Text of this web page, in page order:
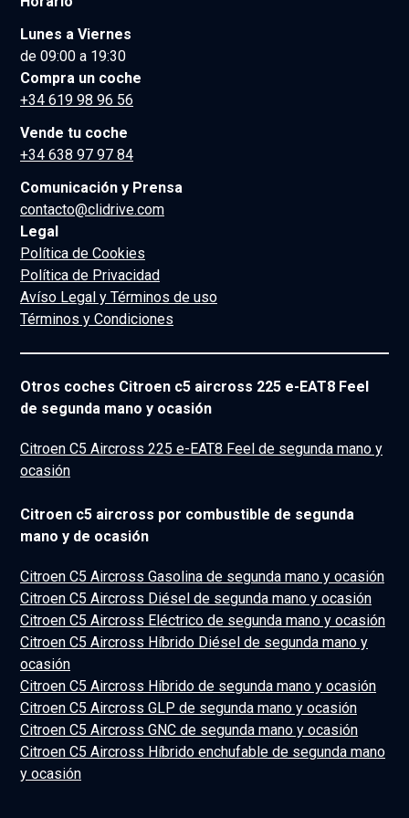
Lunes a Viernes
de 09:00 a 19:30
Compra un coche
+34 619 98 96 56
Vende tu coche
+34 638 97 97 84
Comunicación y Prensa
contacto@clidrive.com
Legal
Política de Cookies
Política de Privacidad
Avíso Legal y Términos de uso
Términos y Condiciones
Otros coches Citroen c5 aircross 225 e-EAT8 Feel
de segunda mano y ocasión
Citroen C5 Aircross 225 e-EAT8 Feel de segunda mano y
ocasión
Citroen c5 aircross por combustible de segunda
mano y de ocasión
Citroen C5 Aircross Gasolina de segunda mano y ocasión
Citroen C5 Aircross Diésel de segunda mano y ocasión
Citroen C5 Aircross Eléctrico de segunda mano y ocasión
Citroen C5 Aircross Híbrido Diésel de segunda mano y
ocasión
Citroen C5 Aircross Híbrido de segunda mano y ocasión
Citroen C5 Aircross GLP de segunda mano y ocasión
Citroen C5 Aircross GNC de segunda mano y ocasión
Citroen C5 Aircross Híbrido enchufable de segunda mano
y ocasión